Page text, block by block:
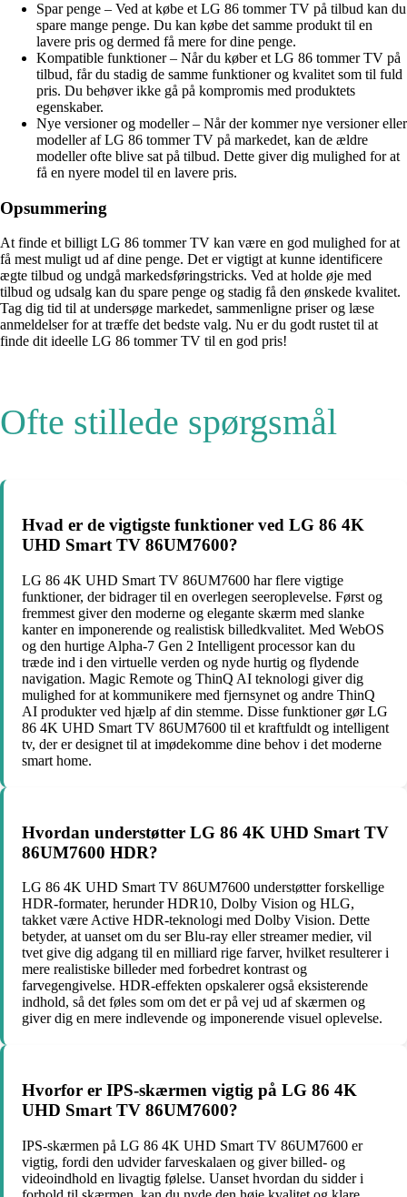
Spar penge – Ved at købe et LG 86 tommer TV på tilbud kan du
spare mange penge. Du kan købe det samme produkt til en
lavere pris og dermed få mere for dine penge.
Kompatible funktioner – Når du køber et LG 86 tommer TV på
tilbud, får du stadig de samme funktioner og kvalitet som til fuld
pris. Du behøver ikke gå på kompromis med produktets
egenskaber.
Nye versioner og modeller – Når der kommer nye versioner eller
modeller af LG 86 tommer TV på markedet, kan de ældre
modeller ofte blive sat på tilbud. Dette giver dig mulighed for at
få en nyere model til en lavere pris.
Opsummering
At finde et billigt LG 86 tommer TV kan være en god mulighed for at
få mest muligt ud af dine penge. Det er vigtigt at kunne identificere
ægte tilbud og undgå markedsføringstricks. Ved at holde øje med
tilbud og udsalg kan du spare penge og stadig få den ønskede kvalitet.
Tag dig tid til at undersøge markedet, sammenligne priser og læse
anmeldelser for at træffe det bedste valg. Nu er du godt rustet til at
finde dit ideelle LG 86 tommer TV til en god pris!
Ofte stillede spørgsmål
Hvad er de vigtigste funktioner ved LG 86 4K
UHD Smart TV 86UM7600?
LG 86 4K UHD Smart TV 86UM7600 har flere vigtige
funktioner, der bidrager til en overlegen seeroplevelse. Først og
fremmest giver den moderne og elegante skærm med slanke
kanter en imponerende og realistisk billedkvalitet. Med WebOS
og den hurtige Alpha-7 Gen 2 Intelligent processor kan du
træde ind i den virtuelle verden og nyde hurtig og flydende
navigation. Magic Remote og ThinQ AI teknologi giver dig
mulighed for at kommunikere med fjernsynet og andre ThinQ
AI produkter ved hjælp af din stemme. Disse funktioner gør LG
86 4K UHD Smart TV 86UM7600 til et kraftfuldt og intelligent
tv, der er designet til at imødekomme dine behov i det moderne
smart home.
Hvordan understøtter LG 86 4K UHD Smart TV
86UM7600 HDR?
LG 86 4K UHD Smart TV 86UM7600 understøtter forskellige
HDR-formater, herunder HDR10, Dolby Vision og HLG,
takket være Active HDR-teknologi med Dolby Vision. Dette
betyder, at uanset om du ser Blu-ray eller streamer medier, vil
tvet give dig adgang til en milliard rige farver, hvilket resulterer i
mere realistiske billeder med forbedret kontrast og
farvegengivelse. HDR-effekten opskalerer også eksisterende
indhold, så det føles som om det er på vej ud af skærmen og
giver dig en mere indlevende og imponerende visuel oplevelse.
Hvorfor er IPS-skærmen vigtig på LG 86 4K
UHD Smart TV 86UM7600?
IPS-skærmen på LG 86 4K UHD Smart TV 86UM7600 er
vigtig, fordi den udvider farveskalaen og giver billed- og
videoindhold en livagtig følelse. Uanset hvordan du sidder i